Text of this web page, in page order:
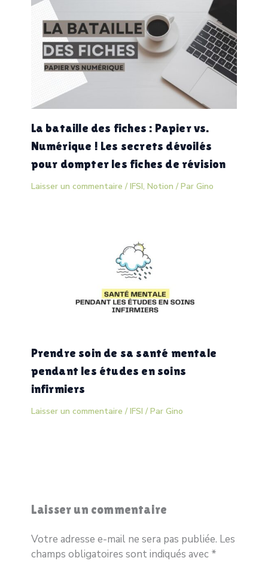
La bataille des fiches : Papier vs.
Numérique ! Les secrets dévoilés
pour dompter les fiches de révision
Laisser un commentaire / IFSI, Notion / Par Gino
Prendre soin de sa santé mentale
pendant les études en soins
infirmiers
Laisser un commentaire / IFSI / Par Gino
Laisser un commentaire
Votre adresse e-mail ne sera pas publiée. Les
champs obligatoires sont indiqués avec *